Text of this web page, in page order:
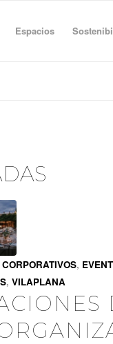
Espacios
,
, VILAPLANA